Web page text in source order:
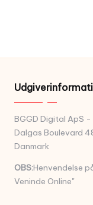
BGGD Digital ApS
Dalgas Boulevard
Danmark
OBS:Henvendelse
Veninde Online"